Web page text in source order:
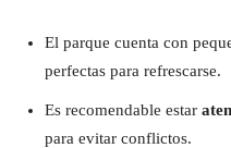
El parque cuenta con
perfectas para refrescarse.
Es recomendable estar
para evitar conflictos.